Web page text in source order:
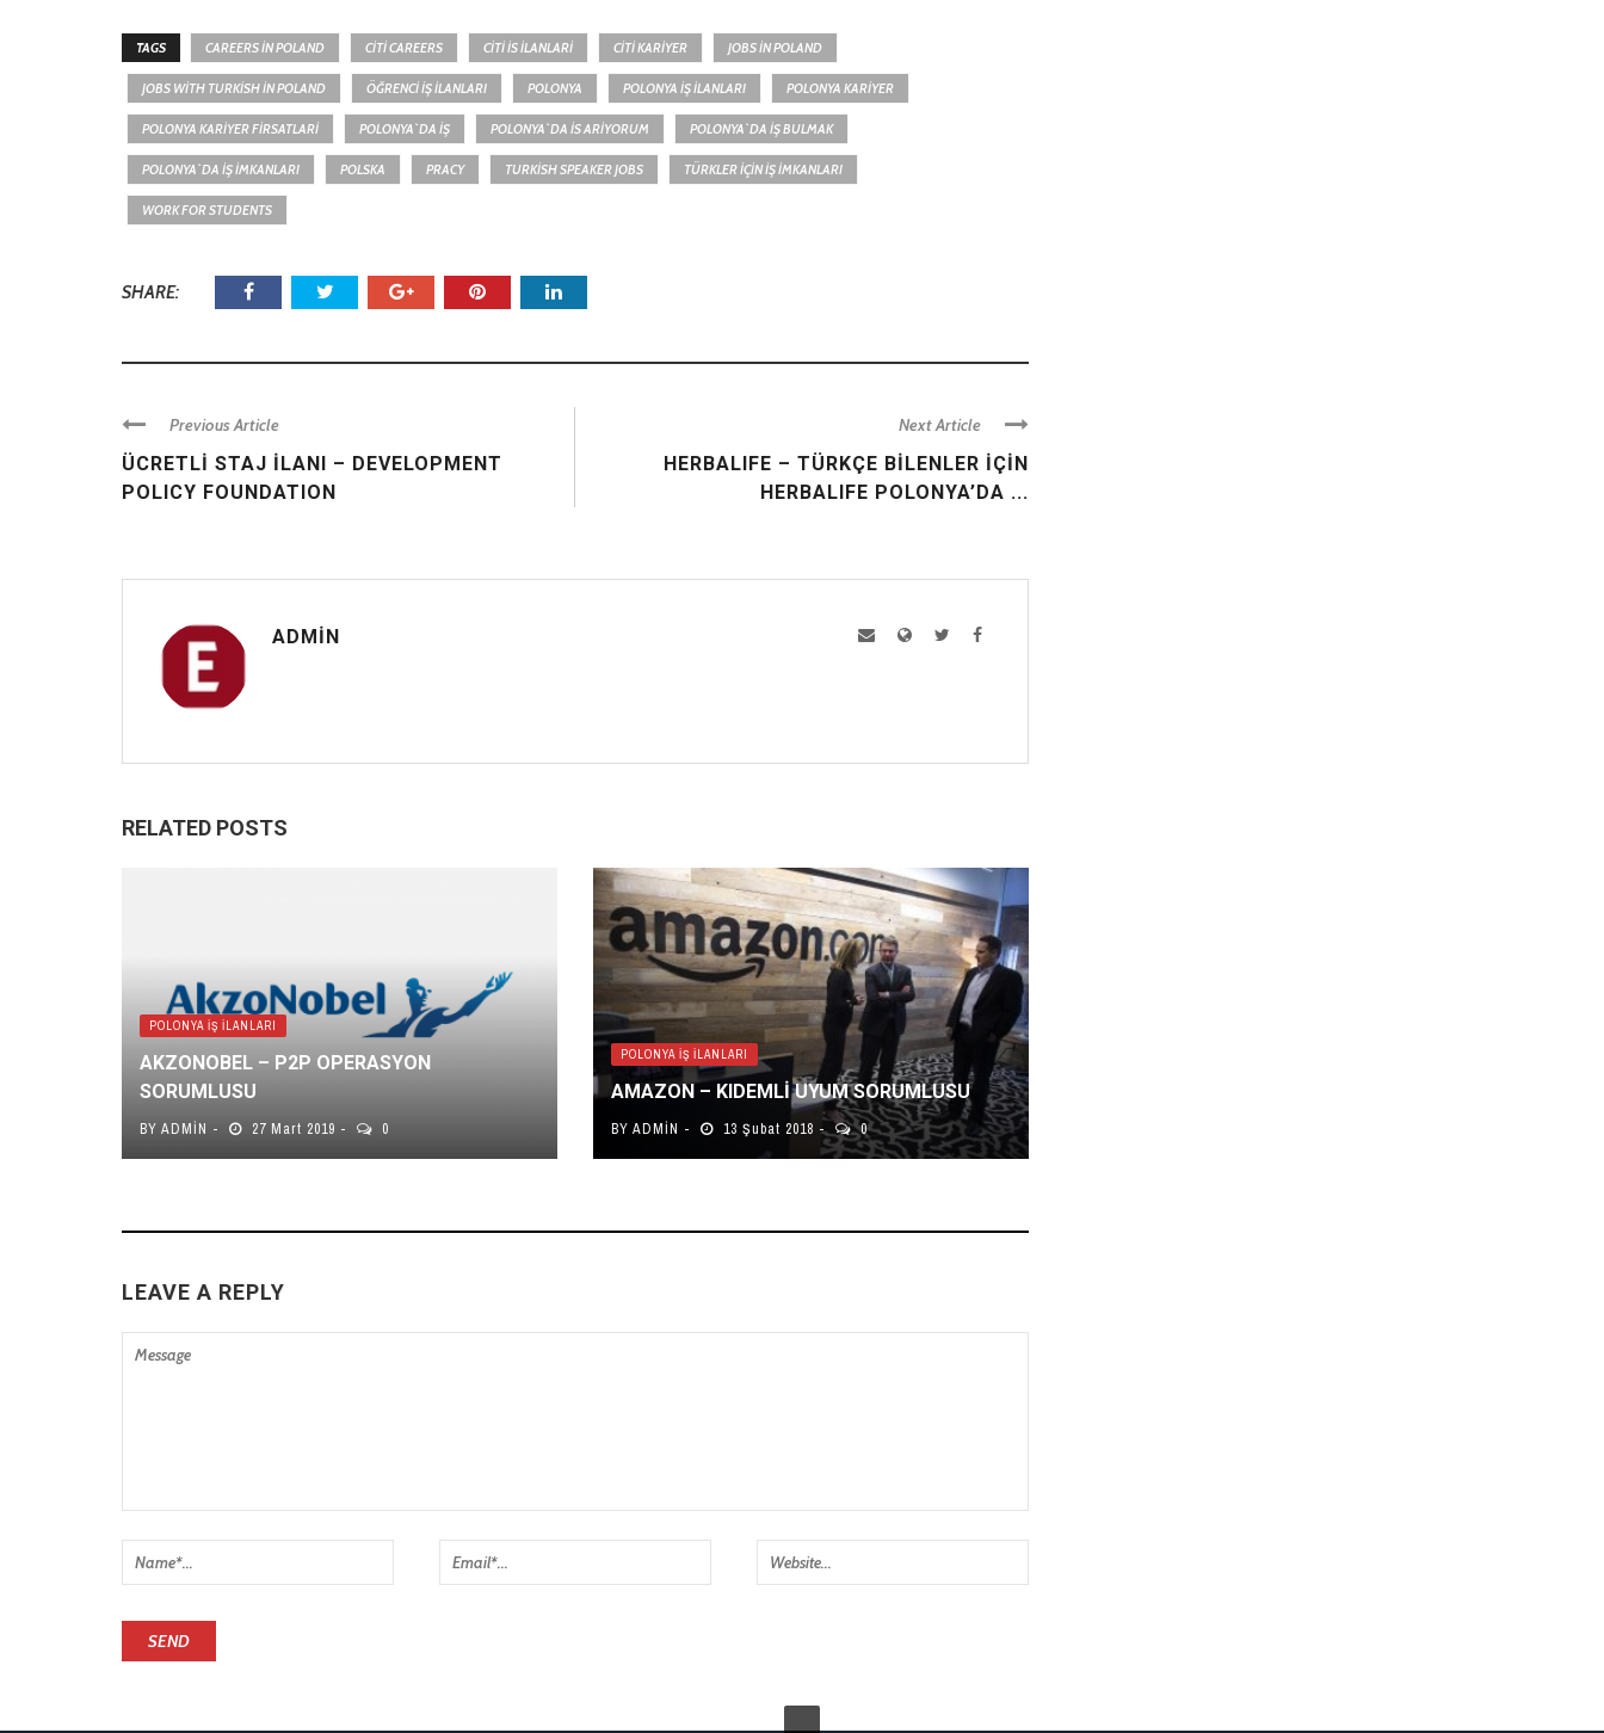
TAGS CAREERS IN POLAND CITI CAREERS CITI IS ILANLARI CITI KARIYER JOBS IN POLAND
JOBS WITH TURKISH IN POLAND ÖĞRENCI İŞ İLANLARI POLONYA POLONYA İŞ İLANLARI POLONYA KARIYER
POLONYA KARIYER FIRSATLARI POLONYA`DA İŞ POLONYA`DA IS ARIYORUM POLONYA`DA IŞ BULMAK
POLONYA`DA IŞ IMKANLARI POLSKA PRACY TURKISH SPEAKER JOBS TÜRKLER IÇIN IŞ IMKANLARI
WORK FOR STUDENTS
SHARE:
Previous Article
ÜCRETLİ STAJ İLANI – DEVELOPMENT
POLICY FOUNDATION
Next Article
HERBALIFE – TÜRKÇE BİLENLER İÇİN
HERBALIFE POLONYA’DA ...
ADMIN
RELATED POSTS
POLONYA İŞ İLANLARI
AKZONOBEL – P2P OPERASYON
SORUMLUSU
BY ADMIN 27 Mart 2019 0
POLONYA İŞ İLANLARI
AMAZON – KIDEMLI UYUM SORUMLUSU
BYADMIN 13 Şubat 2018 0
LEAVE A REPLY